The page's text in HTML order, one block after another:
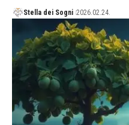
Stella dei Sogni 2026.02.24.